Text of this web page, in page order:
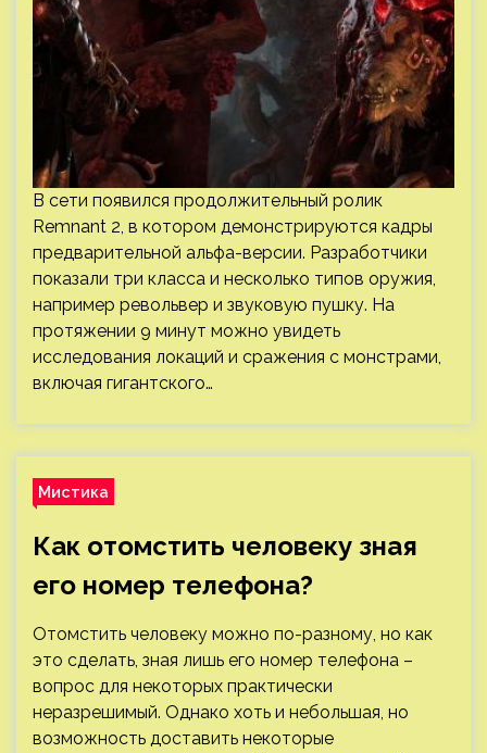
В сети появился продолжительный ролик
Remnant 2, в котором демонстрируются кадры
предварительной альфа-версии. Разработчики
показали три класса и несколько типов оружия,
например револьвер и звуковую пушку. На
протяжении 9 минут можно увидеть
исследования локаций и сражения с монстрами,
включая гигантского…
Мистика
Как отомстить человеку зная
его номер телефона?
Отомстить человеку можно по-разному, но как
это сделать, зная лишь его номер телефона –
вопрос для некоторых практически
неразрешимый. Однако хоть и небольшая, но
возможность доставить некоторые